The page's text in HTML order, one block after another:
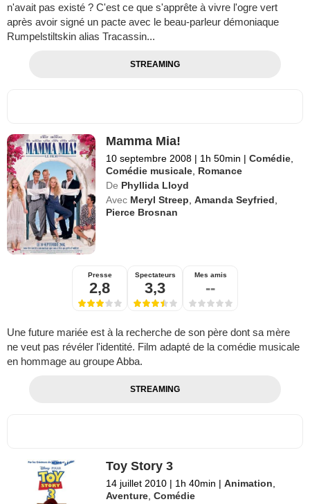
n'avait pas existé ? C'est ce que s'apprête à vivre l'ogre vert
après avoir signé un pacte avec le beau-parleur démoniaque
Rumpelstiltskin alias Tracassin...
STREAMING
Mamma Mia!
10 septembre 2008 | 1h 50min | Comédie
Comédie musicale Romance
De Phyllida Lloyd
Avec Meryl Streep ,Amanda Seyfried
Pierce Brosnan
Presse
2,8
Spectateurs
3,3
Mes amis
--
Une future mariée est à la recherche de son père dont sa mère
ne veut pas révéler l'identité. Film adapté de la comédie musicale
en hommage au groupe Abba.
STREAMING
Toy Story 3
14 juillet 2010 | 1h 40min | Animation
Aventure ,Comédie